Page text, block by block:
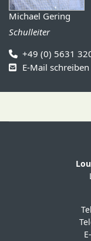
Michael Gering
Schulleiter
+49 (0) 5631
E-Mail schreiben